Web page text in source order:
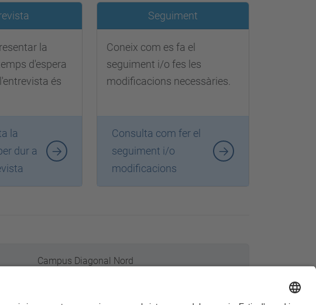
la
d'espera
és
la
dur a
Seguiment
Coneix com es fa el
seguiment i/o fes les
modificacions necessàries.
Consulta com fer el
seguiment i/o
modificacions
Campus Diagonal Nord